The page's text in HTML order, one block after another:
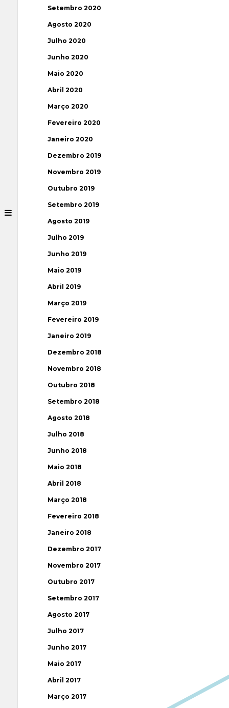
Setembro 2020
Agosto 2020
Julho 2020
Junho 2020
Maio 2020
Abril 2020
Março 2020
Fevereiro 2020
Janeiro 2020
Dezembro 2019
Novembro 2019
Outubro 2019
Setembro 2019
Agosto 2019
Julho 2019
Junho 2019
Maio 2019
Abril 2019
Março 2019
Fevereiro 2019
Janeiro 2019
Dezembro 2018
Novembro 2018
Outubro 2018
Setembro 2018
Agosto 2018
Julho 2018
Junho 2018
Maio 2018
Abril 2018
Março 2018
Fevereiro 2018
Janeiro 2018
Dezembro 2017
Novembro 2017
Outubro 2017
Setembro 2017
Agosto 2017
Julho 2017
Junho 2017
Maio 2017
Abril 2017
Março 2017